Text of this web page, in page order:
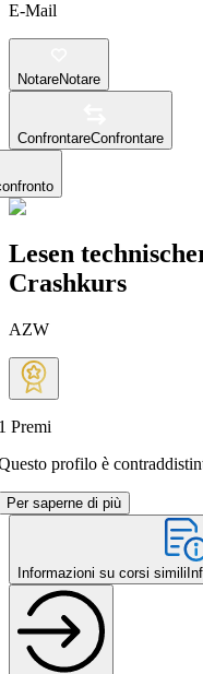
E-Mail
NotareNotare
ConfrontareConfrontare
Lesen
Crashkurs
AZW
Premi
profilo è
Per saperne di più
Informazioni su corsi simili